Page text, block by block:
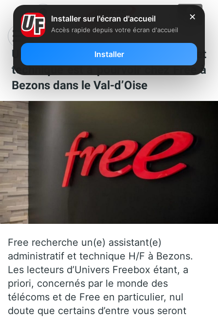
Un poste d’assistant administratif et
technique est à pourvoir chez Free à
Bezons dans le Val-d’Oise
Free recherche un(e) assistant(e)
administratif et technique H/F à Bezons.
Les lecteurs d’Univers Freebox étant, a
priori, concernés par le monde des
télécoms et de Free en particulier, nul
doute que certains d’entre vous seront
✕
Installer sur l'écran d'accueil
Accès rapide depuis votre écran d'accueil
Installer